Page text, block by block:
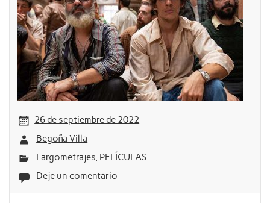
26 de septiembre de 2022
Begoña Villa
Largometrajes, PELÍCULAS
Deje un comentario